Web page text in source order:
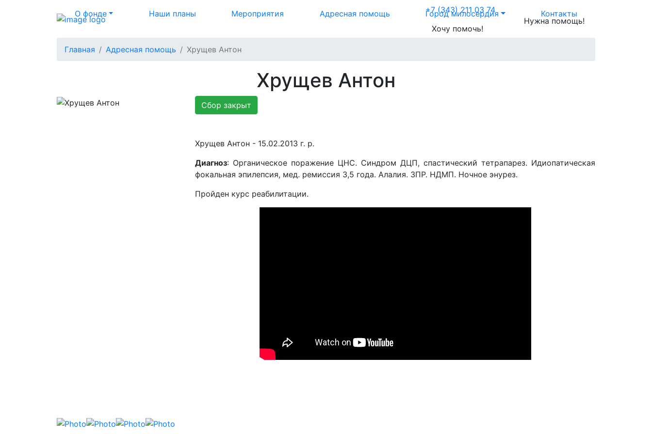
О фонде Наши планы Мероприятия Адресная помощь Город милосердия Контакты
+7 (343) 211 03 74
Хочу помочь!
Нужна помощь!
Главная Адресная помощь Хрущев Антон
Хрущев Антон
Сбор закрыт
Хрущев Антон - 15.02.2013 г. р.
Диагноз: Органическое поражение ЦНС. Синдром ДЦП, спастический тетрапарез. Идиопатическая
фокальная эпилепсия, мед. ремиссия 3,5 года. Алалия. ЗПР. НДМП. Ночное энурез.
Пройден курс реабилитации.